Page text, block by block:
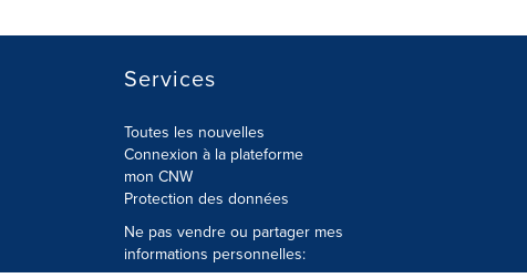
Services
Toutes les nouvelles
Connexion à la plateforme
mon CNW
Protection des données
Ne pas vendre ou partager mes
informations personnelles: